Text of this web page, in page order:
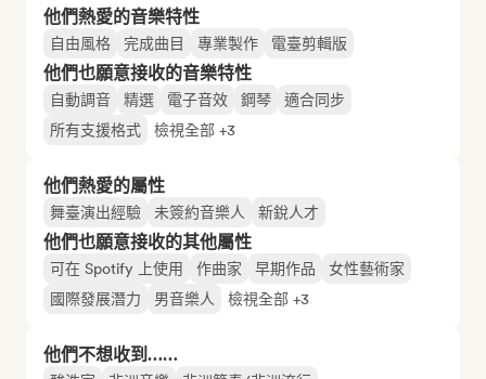
他們熱愛的音樂特性
自由風格 完成曲目 專業製作 電臺剪輯版
他們也願意接收的音樂特性
自動調音 精選 電子音效 鋼琴
適合同步
所有支援格式
檢視全部 +3
他們熱愛的屬性
舞臺演出經驗 未簽約音樂人 新銳人才
他們也願意接收的其他屬性
可在 Spotify 上使用 作曲家 早期作品
女性藝術家
國際發展潛力
男音樂人 檢視全部 +3
他們不想收到……